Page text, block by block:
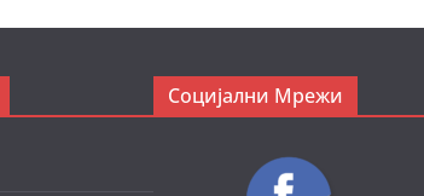
Социјални Мрежи